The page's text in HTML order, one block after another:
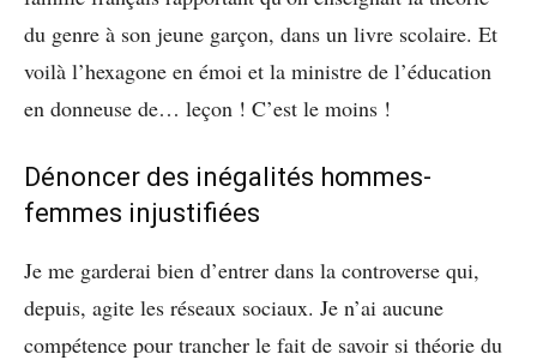
du genre à son jeune garçon, dans un livre scolaire. Et
voilà l’hexagone en émoi et la ministre de l’éducation
en donneuse de… leçon ! C’est le moins !
Dénoncer des inégalités hommes-
femmes injustifiées
Je me garderai bien d’entrer dans la controverse qui,
depuis, agite les réseaux sociaux. Je n’ai aucune
compétence pour trancher le fait de savoir si théorie du